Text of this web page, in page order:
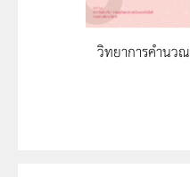
วิทยาการคำนวณ